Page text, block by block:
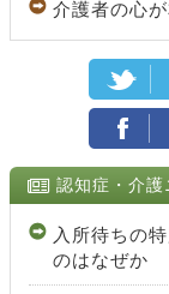
介護者の心
認知症・介護
入所待ちの
のはなぜか